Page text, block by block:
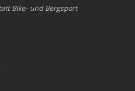
Bike- und Bergsport